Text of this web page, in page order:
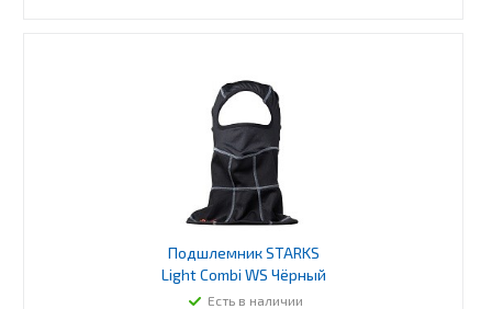
Подшлемник STARKS
Light Combi WS Чёрный
Есть в наличии